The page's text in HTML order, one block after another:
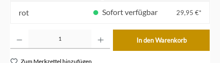
rot Sofort verfügbar 29,95 €*
In den Warenkorb
Zum Merkzettel hinzufügen